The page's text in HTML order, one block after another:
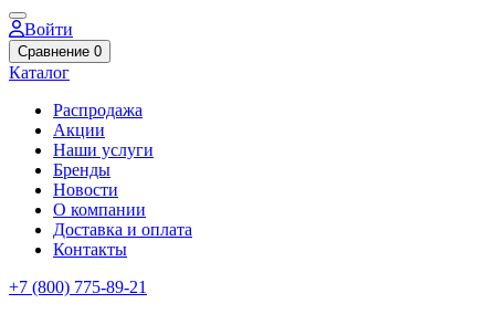
Войти
Сравнение 0
Каталог
Распродажа
Акции
Наши услуги
Бренды
Новости
О компании
Доставка и оплата
Контакты
+7 (800) 775-89-21